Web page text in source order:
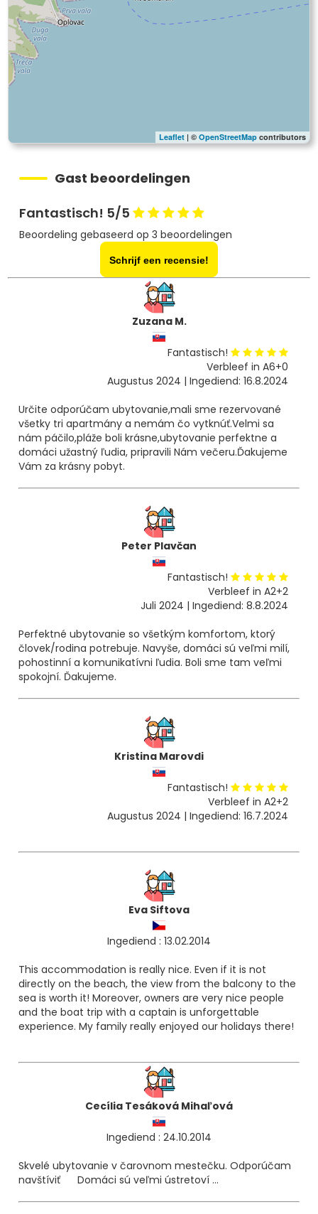
Leaflet | ©OpenStreetMap contributors
Gast beoordelingen
Fantastisch! 5/5
Beoordeling gebaseerd op 3 beoordelingen
Schrijf een recensie!
Zuzana M.
Fantastisch!
Verbleef in A6+0
Augustus 2024 | Ingediend: 16.8.2024
Určite odporúčam ubytovanie,mali sme rezervované
všetky tri apartmány a nemám čo vytknúť.Velmi sa
nám páčilo,pláže boli krásne,ubytovanie perfektne a
domáci užastný ľudia, pripravili Nám večeru.Ďakujeme
Vám za krásny pobyt.
Peter Plavčan
Fantastisch!
Verbleef in A2+2
Juli 2024 | Ingediend: 8.8.2024
Perfektné ubytovanie so všetkým komfortom, ktorý
človek/rodina potrebuje. Navyše, domáci sú veľmi milí,
pohostinní a komunikatívni ľudia. Boli sme tam veľmi
spokojní. Ďakujeme.
Kristina Marovdi
Fantastisch!
Verbleef in A2+2
Augustus 2024 | Ingediend: 16.7.2024
Eva Siftova
Ingediend : 13.02.2014
This accommodation is really nice. Even if it is not
directly on the beach, the view from the balcony to the
sea is worth it! Moreover, owners are very nice people
and the boat trip with a captain is unforgettable
experience. My family really enjoyed our holidays there!
Cecília Tesáková Mihaľová
Ingediend : 24.10.2014
Skvelé ubytovanie v čarovnom mestečku. Odporúčam
navštíviť
Domáci sú veľmi ústretoví ...